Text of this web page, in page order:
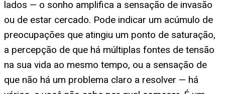
lados — o sonho amplifica a sensação de invasão
ou de estar cercado. Pode indicar um acúmulo de
preocupações que atingiu um ponto de saturação,
a percepção de que há múltiplas fontes de tensão
na sua vida ao mesmo tempo, ou a sensação de
que não há um problema claro a resolver — há